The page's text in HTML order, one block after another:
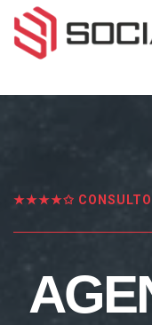
★★★★✩ CONSULTOR